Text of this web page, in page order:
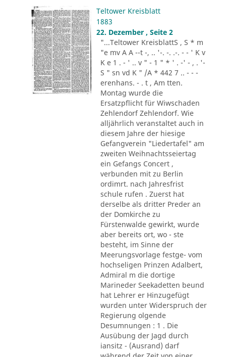
Teltower Kreisblatt
1883
22. Dezember , Seite 2
"...Teltower KreisblattS , S * m
"e mv A A --t -, .. '-. -. .-. - - ' K v
K e 1 . - ' .. v " - 1 " * ' . -' - , . '-
S " sn vd K " /A * 442 7 .. - - -
erenhans. - . t , Am tten.
Montag wurde die
Ersatzpflicht für Wiwschaden
Zehlendorf Zehlendorf. Wie
alljährlich veranstaltet auch in
diesem Jahre der hiesige
Gefangverein "Liedertafel" am
zweiten Weihnachtsseiertag
ein Gefangs Concert ,
verbunden mit zu Berlin
ordimrt. nach Jahresfrist
schule rufen . Zuerst hat
derselbe als dritter Preder an
der Domkirche zu
Fürstenwalde gewirkt, wurde
aber bereits ort, wo - ste
besteht, im Sinne der
Meerungsvorlage festge- vom
hochseligen Prinzen Adalbert,
Admiral m die dortige
Marineder Seekadetten beund
hat Lehrer er Hinzugefügt
wurden unter Widerspruch der
Regierung olgende
Desumnungen : 1 . Die
Ausübung der Jagd durch
iansitz - (Ausrand) darf